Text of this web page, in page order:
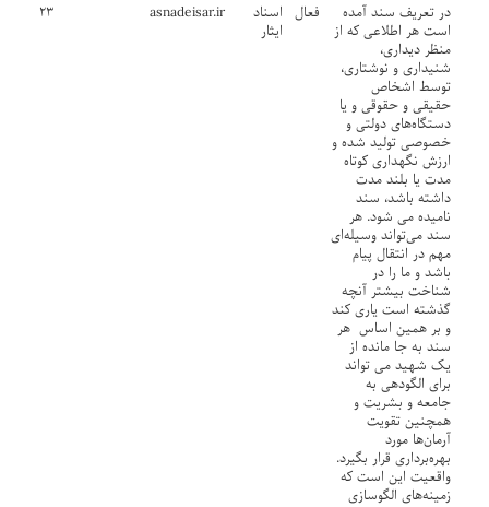
در تعریف سند آمده
است هر اطلاعی که از
منظر دیداری،
شنیداری و نوشتاری،
توسط اشخاص
حقیقی و حقوقی و یا
دستگاه‌های دولتی و
خصوصی تولید شده و
ارزش نگهداری کوتاه
مدت یا بلند مدت
داشته باشد، سند
نامیده می شود. هر
سند می‌تواند وسیله‌ای
مهم در انتقال پیام
باشد و ما را در
شناخت بیشتر آنچه
گذشته است یاری کند
و بر همین اساس هر
سند به جا مانده از
یک شهید می تواند
برای الگودهی به
جامعه و بشریت و
همچنین تقویت
آرمان‌ها مورد
بهره‌برداری قرار بگیرد.
واقعیت این است که
زمینه‌های الگوسازی
فعال اسناد
ایثار
asnadeisar.ir ۲۳